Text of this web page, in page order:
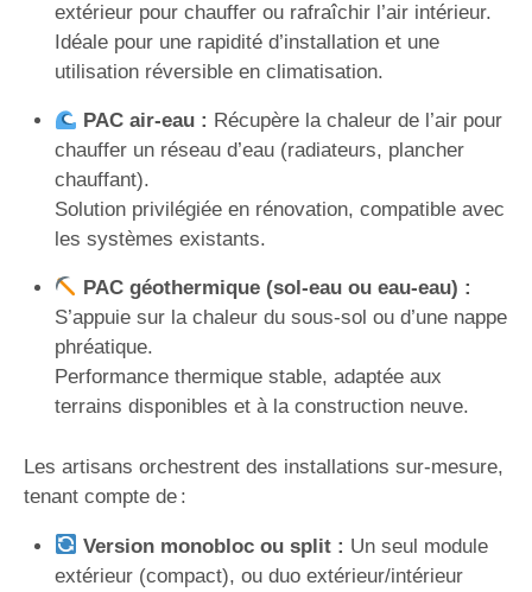
extérieur pour chauffer ou rafraîchir l’air intérieur.
Idéale pour une rapidité d’installation et une
utilisation réversible en climatisation.
PAC air-eau : Récupère la chaleur de l’air pour
chauffer un réseau d’eau (radiateurs, plancher
chauffant).
Solution privilégiée en rénovation, compatible avec
les systèmes existants.
PAC géothermique (sol-eau ou eau-eau) :
S’appuie sur la chaleur du sous-sol ou d’une nappe
phréatique.
Performance thermique stable, adaptée aux
terrains disponibles et à la construction neuve.
Les artisans orchestrent des installations sur-mesure,
tenant compte de :
Version monobloc ou split : Un seul module
extérieur (compact), ou duo extérieur/intérieur